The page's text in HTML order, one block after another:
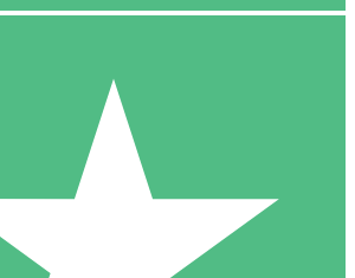
US$1500
10 Download
20